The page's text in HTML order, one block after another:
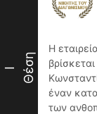
I Θέση
Η
έναν
των